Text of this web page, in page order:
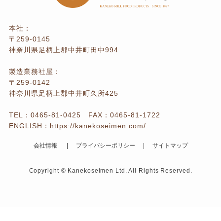
本社：
〒259-0145
神奈川県足柄上郡中井町田中994
製造業務社屋：
〒259-0142
神奈川県足柄上郡中井町久所425
TEL： 0465-81-0425 FAX：0465-81-1722
ENGLISH： https://kanekoseimen.com/
会社情報 プライバシーポリシー サイトマップ
Copyright © Kanekoseimen Ltd. All Rights Reserved.